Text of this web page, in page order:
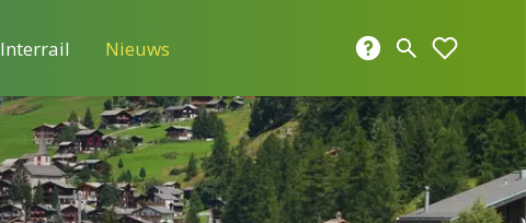
Interrail Nieuws